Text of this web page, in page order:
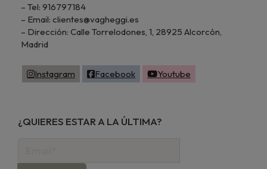
– Tel: 916797184
– Email: clientes@vagheggi.es
– Dirección: Calle Torrelodones, 1, 28925 Alcorcón,
Madrid
Instagram Facebook Youtube
¿QUIERES ESTAR A LA ÚLTIMA?